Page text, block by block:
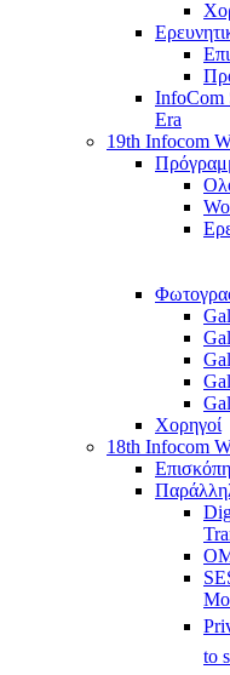
InfoCom
Era
19th Infocom
Χορηγοί
18th Infocom
to